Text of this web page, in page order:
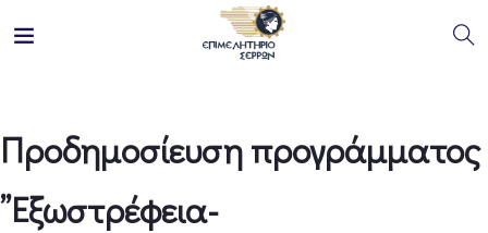
Προδημοσίευση προγράμματος
”Εξωστρέφεια-